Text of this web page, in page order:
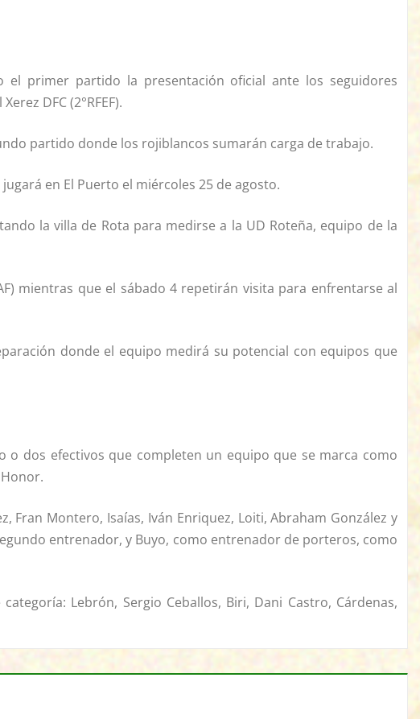
primer partido la presentación oficial ante los seguidores
DFC (2°RFEF).
partido donde los rojiblancos sumarán carga de trabajo.
jugará en El Puerto el miércoles 25 de agosto.
la villa de Rota para medirse a la UD Roteña, equipo de la
mientras que el sábado 4 repetirán visita para enfrentarse al
donde el equipo medirá su potencial con equipos que
dos efectivos que completen un equipo que se marca como
Fran Montero, Isaías, Iván Enriquez, Loiti, Abraham González y
entrenador, y Buyo, como entrenador de porteros, como
Lebrón, Sergio Ceballos, Biri, Dani Castro, Cárdenas,